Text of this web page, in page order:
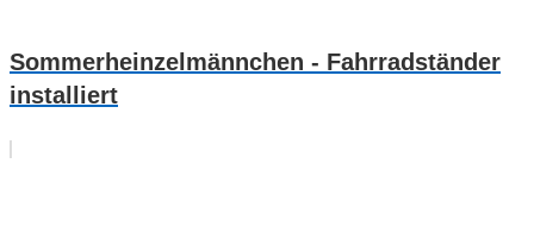
Sommerheinzelmännchen - Fahrradständer
installiert